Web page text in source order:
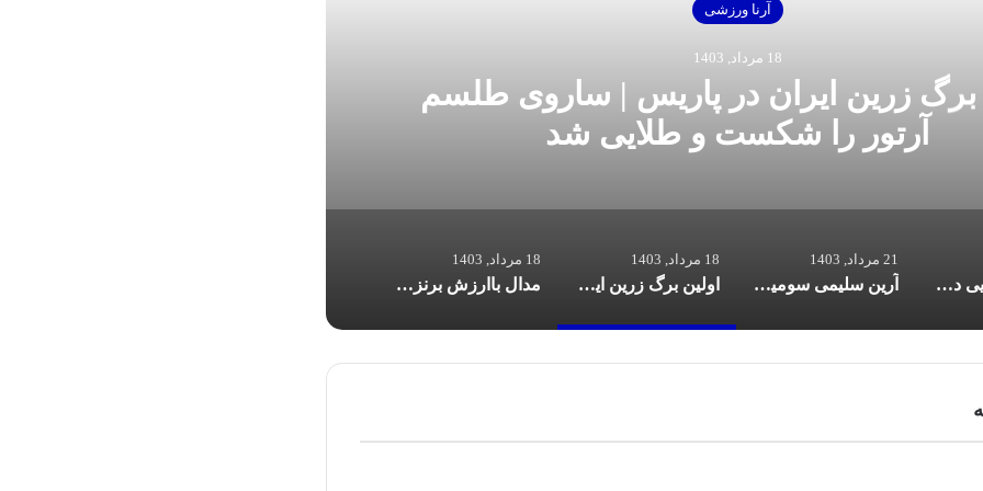
آرنا ورزشی
18 مرداد, 1403
برگ زرین ایران در پاریس | ساروی طلسم
آرتور را شکست و طلایی شد
ادامه جوانگرایی در فدراسیون بوکس | پیام اصغری در کمیته امور جوانان
21 مرداد, 1403
آرین سلیمی سومین طلای کاروان ایران را ضرب کرد | نابودگر کُرد، بریتانیا را به زانو درآورد
18 مرداد, 1403
اولین برگ زرین ایران در پاریس | ساروی طلسم آرتور را شکست و طلایی شد
18 مرداد, 1403
مدال باارزش برنز بر گردن مبینا نعمت‌ زاده